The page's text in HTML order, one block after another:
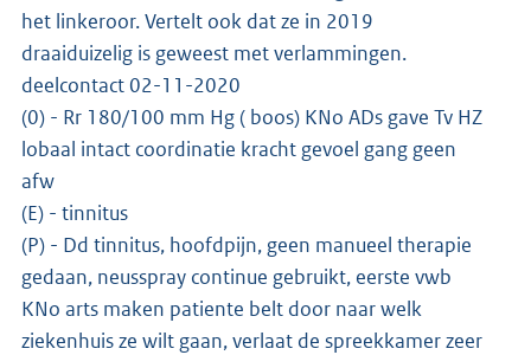
het linkeroor. Vertelt ook dat ze in 2019
draaiduizelig is geweest met verlammingen.
deelcontact 02-11-2020
(0) - Rr 180/100 mm Hg ( boos) KNo ADs gave Tv HZ
lobaal intact coordinatie kracht gevoel gang geen
afw
(E) - tinnitus
(P) - Dd tinnitus, hoofdpijn, geen manueel therapie
gedaan, neusspray continue gebruikt, eerste vwb
KNo arts maken patiente belt door naar welk
ziekenhuis ze wilt gaan, verlaat de spreekkamer zeer